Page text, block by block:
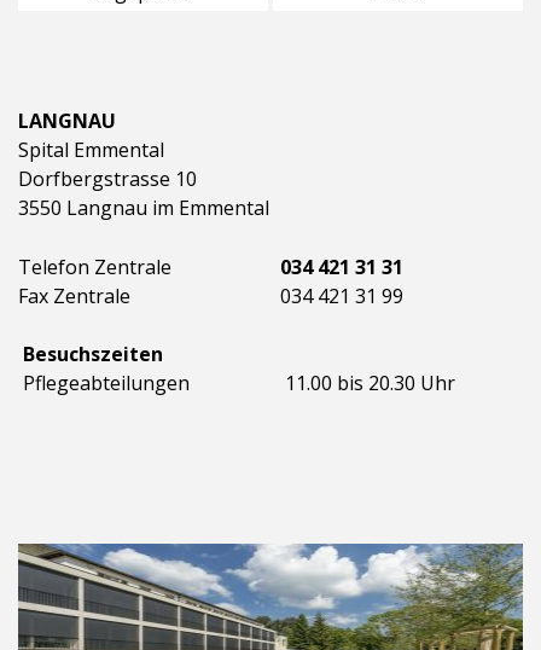
LANGNAU
Spital Emmental
Dorfbergstrasse 10
3550 Langnau im Emmental
Telefon Zentrale
034 421 31 31
Fax Zentrale
034 421 31 99
Besuchszeiten
Pflegeabteilungen
11.00 bis 20.30 Uhr